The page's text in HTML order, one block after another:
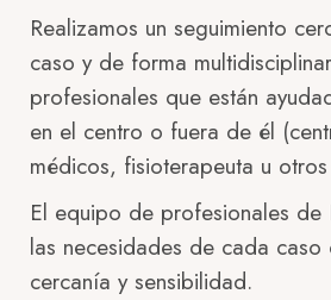
Realizamos un seguimiento
caso y de forma
profesionales que están
en el centro o fuera de él
médicos, fisioterapeuta u
El equipo de profesionales
las necesidades de cada caso
cercanía y sensibilidad.